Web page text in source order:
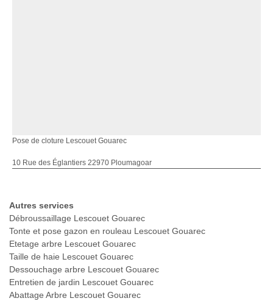
Pose de cloture Lescouet Gouarec
10 Rue des Églantiers 22970 Ploumagoar
Autres services
Débroussaillage Lescouet Gouarec
Tonte et pose gazon en rouleau Lescouet Gouarec
Etetage arbre Lescouet Gouarec
Taille de haie Lescouet Gouarec
Dessouchage arbre Lescouet Gouarec
Entretien de jardin Lescouet Gouarec
Abattage Arbre Lescouet Gouarec